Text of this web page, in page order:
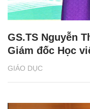
GIÁO DỤC
GS.TS Nguyễn
Giám đốc Học